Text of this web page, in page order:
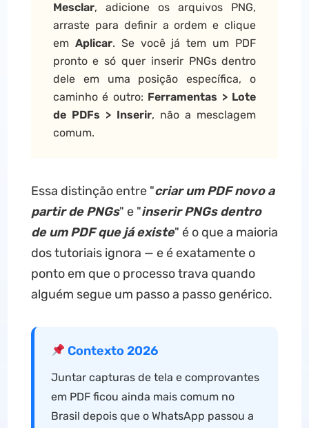
Mesclar, adicione os arquivos PNG,
arraste para definir a ordem e clique
em Aplicar. Se você já tem um PDF
pronto e só quer inserir PNGs dentro
dele em uma posição específica, o
caminho é outro: Ferramentas > Lote
de PDFs > Inserir, não a mesclagem
comum.
Essa distinção entre "criar um PDF novo a
partir de PNGs" e "inserir PNGs dentro
de um PDF que já existe" é o que a maioria
dos tutoriais ignora — e é exatamente o
ponto em que o processo trava quando
alguém segue um passo a passo genérico.
Contexto 2026
Juntar capturas de tela e comprovantes
em PDF ficou ainda mais comum no
Brasil depois que o WhatsApp passou a